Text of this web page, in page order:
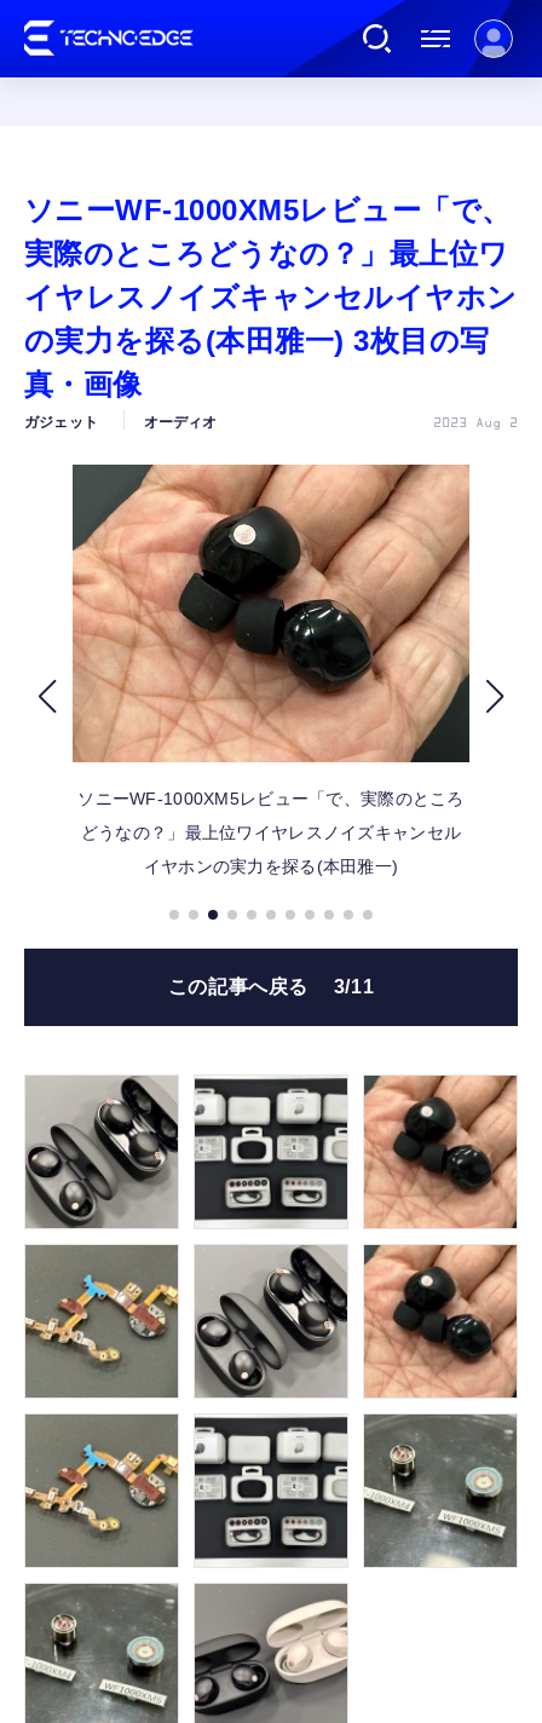
AI
ガジェット
カルチャー
公式ストア
FOLLOW US
ソニーWF-1000XM5レビュー「で、
実際のところどうなの？」最上位ワ
イヤレスノイズキャンセルイヤホン
の実力を探る(本田雅一) 3枚目の写
真・画像
ガジェット オーディオ 2023 Aug 2
ソニーWF-1000XM5レビュー「で、実際のところ
どうなの？」最上位ワイヤレスノイズキャンセル
イヤホンの実力を探る(本田雅一)
この記事へ戻る 3/11